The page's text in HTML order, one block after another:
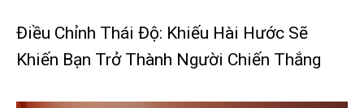
Điều Chỉnh Thái Độ: Khiếu Hài Hước Sẽ
Khiến Bạn Trở Thành Người Chiến Thắng